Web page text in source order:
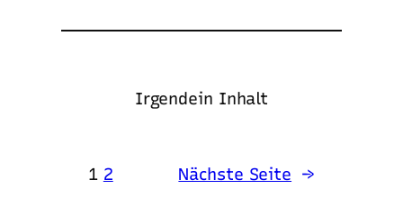
Irgendein Inhalt
1 2 Nächste Seite →